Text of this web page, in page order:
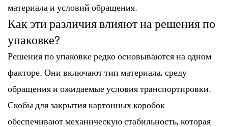
материала и условий обращения.
Как эти различия влияют на решения по
упаковке?
Решения по упаковке редко основываются на одном
факторе. Они включают тип материала, среду
обращения и ожидаемые условия транспортировки.
Скобы для закрытия картонных коробок
обеспечивают механическую стабильность, которая